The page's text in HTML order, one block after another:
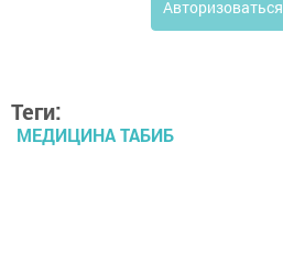
Авторизоваться
Теги:
МЕДИЦИНА ТАБИБ